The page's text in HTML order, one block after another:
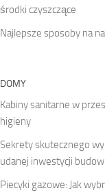
środki czyszczące
Najlepsze sposoby na
DOMY
Kabiny sanitarne w
higieny
Sekrety skutecznego
udanej inwestycji
Piecyki gazowe: Jak